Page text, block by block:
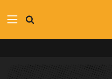
بحث